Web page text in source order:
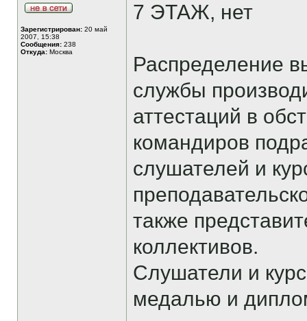
Зарегистрирован: 20 май
2007, 15:38
Сообщения: 238
Откуда: Москва
7 ЭТАЖ, нет
Распределение
службы
аттестаций в
командиров
слушателей и
также
коллективов.
Слушатели и
медалью и